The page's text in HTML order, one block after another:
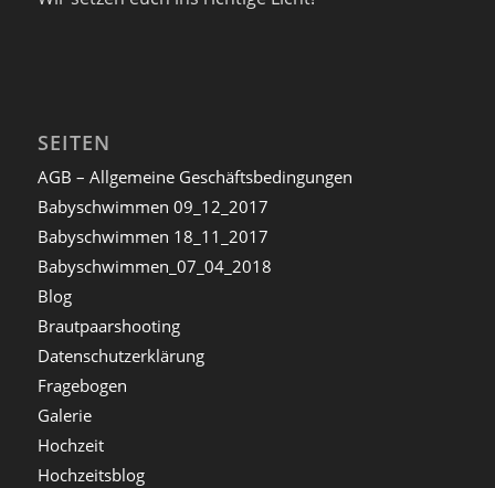
SEITEN
AGB – Allgemeine Geschäftsbedingungen
Babyschwimmen 09_12_2017
Babyschwimmen 18_11_2017
Babyschwimmen_07_04_2018
Blog
Brautpaarshooting
Datenschutzerklärung
Fragebogen
Galerie
Hochzeit
Hochzeitsblog